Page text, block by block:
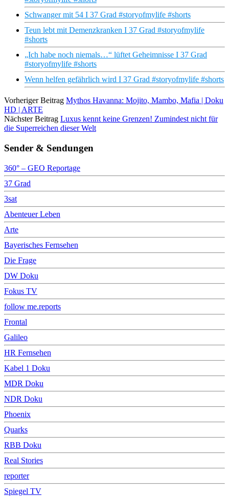
Schwanger mit 54 I 37 Grad #storyofmylife #shorts
Teun lebt mit Demenzkranken I 37 Grad #storyofmylife
#shorts
„Ich habe noch niemals…“ lüftet Geheimnisse I 37 Grad
#storyofmylife #shorts
Wenn helfen gefährlich wird I 37 Grad #storyofmylife #shorts
Vorheriger Beitrag Mythos Havanna: Mojito, Mambo, Mafia | Doku
HD | ARTE
Nächster Beitrag Luxus kennt keine Grenzen! Zumindest nicht für
die Superreichen dieser Welt
Sender & Sendungen
360° – GEO Reportage
37 Grad
3sat
Abenteuer Leben
Arte
Bayerisches Fernsehen
Die Frage
DW Doku
Fokus TV
follow me.reports
Frontal
Galileo
HR Fernsehen
Kabel 1 Doku
MDR Doku
NDR Doku
Phoenix
Quarks
RBB Doku
Real Stories
reporter
Spiegel TV